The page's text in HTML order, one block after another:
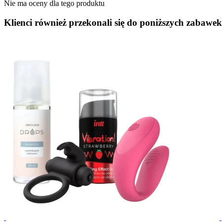
Nie ma oceny dla tego produktu
Klienci również przekonali się do poniższych